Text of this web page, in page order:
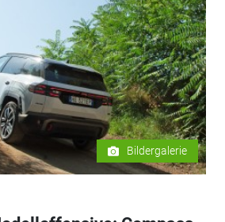
Bildergalerie